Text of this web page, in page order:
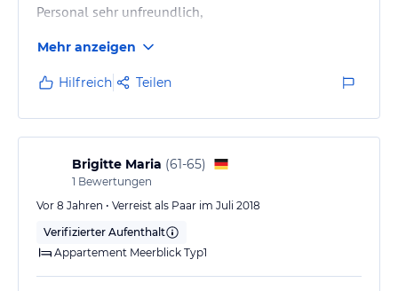
Personal sehr unfreundlich,
Mehr anzeigen
Hilfreich Teilen
Brigitte Maria (61-65)
1 Bewertungen
Vor 8 Jahren • Verreist als Paar im Juli 2018
Verifizierter Aufenthalt
Appartement Meerblick Typ1